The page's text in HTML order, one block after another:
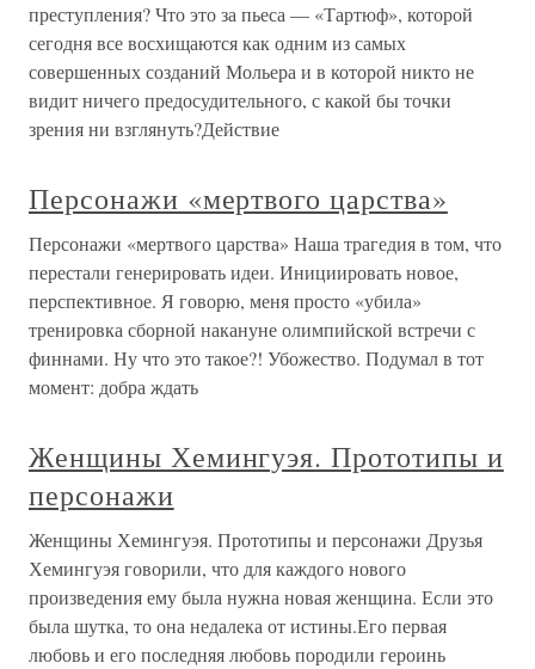
преступления? Что это за пьеса — «Тартюф», которой
сегодня все восхищаются как одним из самых
совершенных созданий Мольера и в которой никто не
видит ничего предосудительного, с какой бы точки
зрения ни взглянуть?Действие
Персонажи «мертвого царства»
Персонажи «мертвого царства» Наша трагедия в том, что
перестали генерировать идеи. Инициировать новое,
перспективное. Я говорю, меня просто «убила»
тренировка сборной накануне олимпийской встречи с
финнами. Ну что это такое?! Убожество. Подумал в тот
момент: добра ждать
Женщины Хемингуэя. Прототипы и
персонажи
Женщины Хемингуэя. Прототипы и персонажи Друзья
Хемингуэя говорили, что для каждого нового
произведения ему была нужна новая женщина. Если это
была шутка, то она недалека от истины.Его первая
любовь и его последняя любовь породили героинь